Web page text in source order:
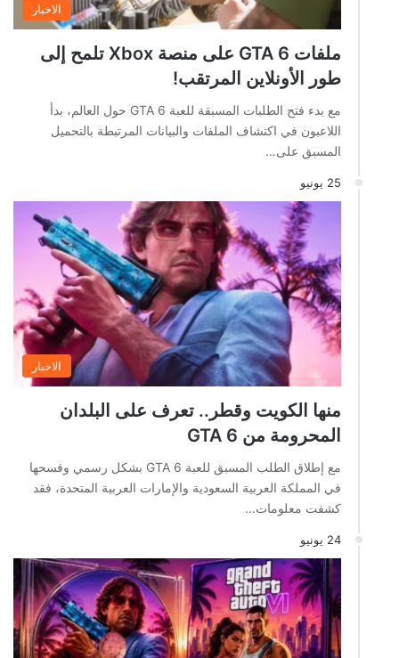
الاخبار
ملفات GTA 6 على منصة Xbox تلمح إلى
طور الأونلاين المرتقب!
مع بدء فتح الطلبات المسبقة للعبة GTA 6 حول العالم، بدأ
اللاعبون في اكتشاف الملفات والبيانات المرتبطة بالتحميل
المسبق على…
25 يونيو
الاخبار
منها الكويت وقطر.. تعرف على البلدان
المحرومة من GTA 6
مع إطلاق الطلب المسبق للعبة GTA 6 بشكل رسمي وفسحها
في المملكة العربية السعودية والإمارات العربية المتحدة، فقد
كشفت معلومات…
24 يونيو